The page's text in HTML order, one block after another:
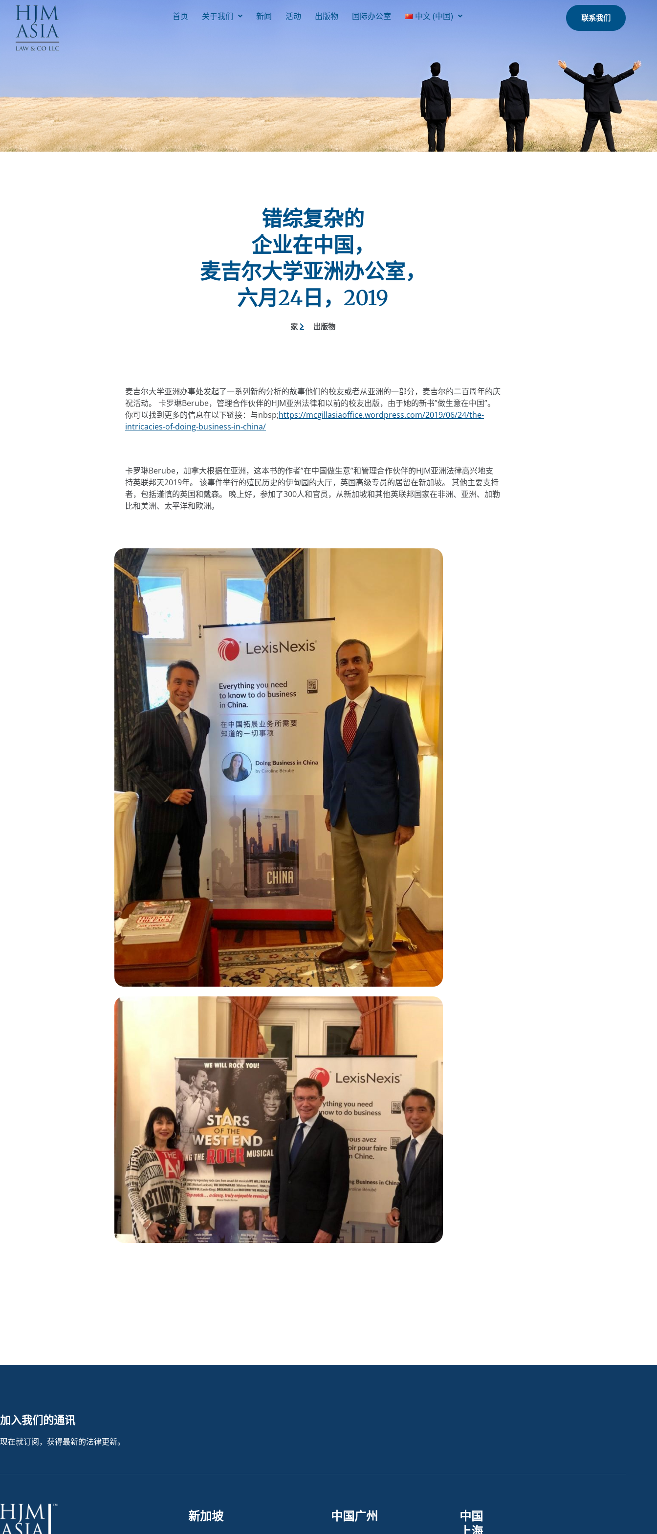
首页 关于我们 新闻 活动 出版物 国际办公室 中文 (中国) 联系我们
错综复杂的
企业在中国，
麦吉尔大学亚洲办公室，
六月24日，2019
家 出版物
麦吉尔大学亚洲办事处发起了一系列新的分析的故事他们的校友或者从亚洲的一部分，麦吉尔的二百周年的庆
祝活动。 卡罗琳Berube，管理合作伙伴的HJM亚洲法律和以前的校友出版，由于她的新书”做生意在中国”。
你可以找到更多的信息在以下链接：与nbsp;https://mcgillasiaoffice.wordpress.com/2019/06/24/the-
intricacies-of-doing-business-in-china/
卡罗琳Berube，加拿大根据在亚洲，这本书的作者”在中国做生意”和管理合作伙伴的HJM亚洲法律高兴地支
持英联邦天2019年。 该事件举行的殖民历史的伊甸园的大厅，英国高级专员的居留在新加坡。 其他主要支持
者，包括谨慎的英国和戴森。 晚上好，参加了300人和官员，从新加坡和其他英联邦国家在非洲、亚洲、加勒
比和美洲、太平洋和欧洲。
加入我们的通讯
现在就订阅，获得最新的法律更新。
新加坡 中国广州
中国